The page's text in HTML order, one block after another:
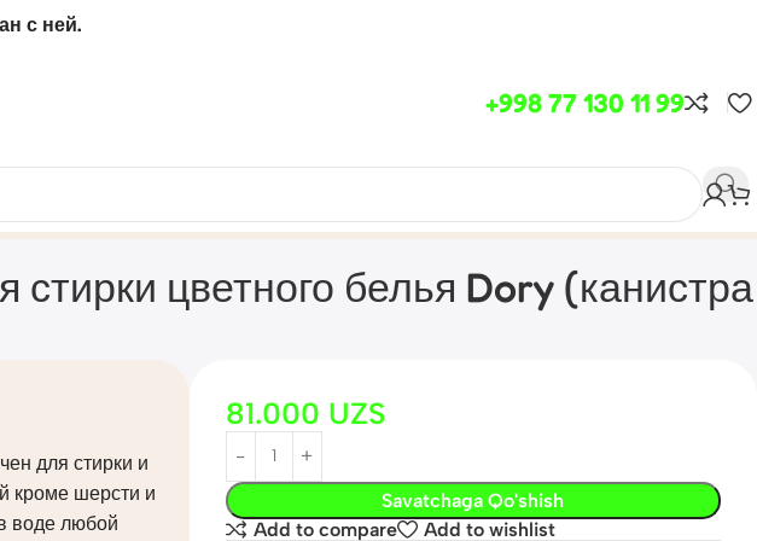
с ней.
+998 77 130 11 99
стирки цветного белья Dory (канистра
для стирки и
кроме шерсти и
воде любой
81.000 UZS
Savatchaga Qo'shish
Add to compare
Add to wishlist